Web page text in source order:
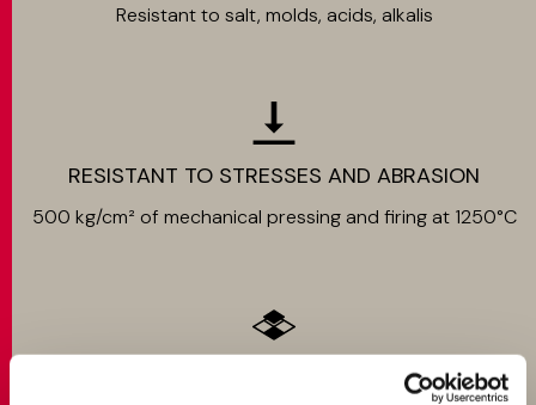
Resistant to salt, molds, acids, alkalis
RESISTANT TO STRESSES AND ABRASION
500 kg/cm² of mechanical pressing and firing at 1250°C